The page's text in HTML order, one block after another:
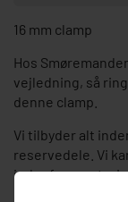
16 mm clamp
Hos
vejledning, så
denne clamp.
Vi tilbyder alt
reservedele. Vi
indenfor